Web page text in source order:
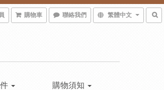
購物車 聯絡我們 繁體中文
購物須知